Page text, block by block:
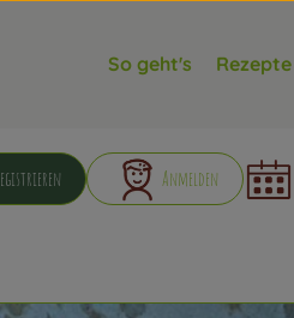
So geht's Rezepte
Anmelden